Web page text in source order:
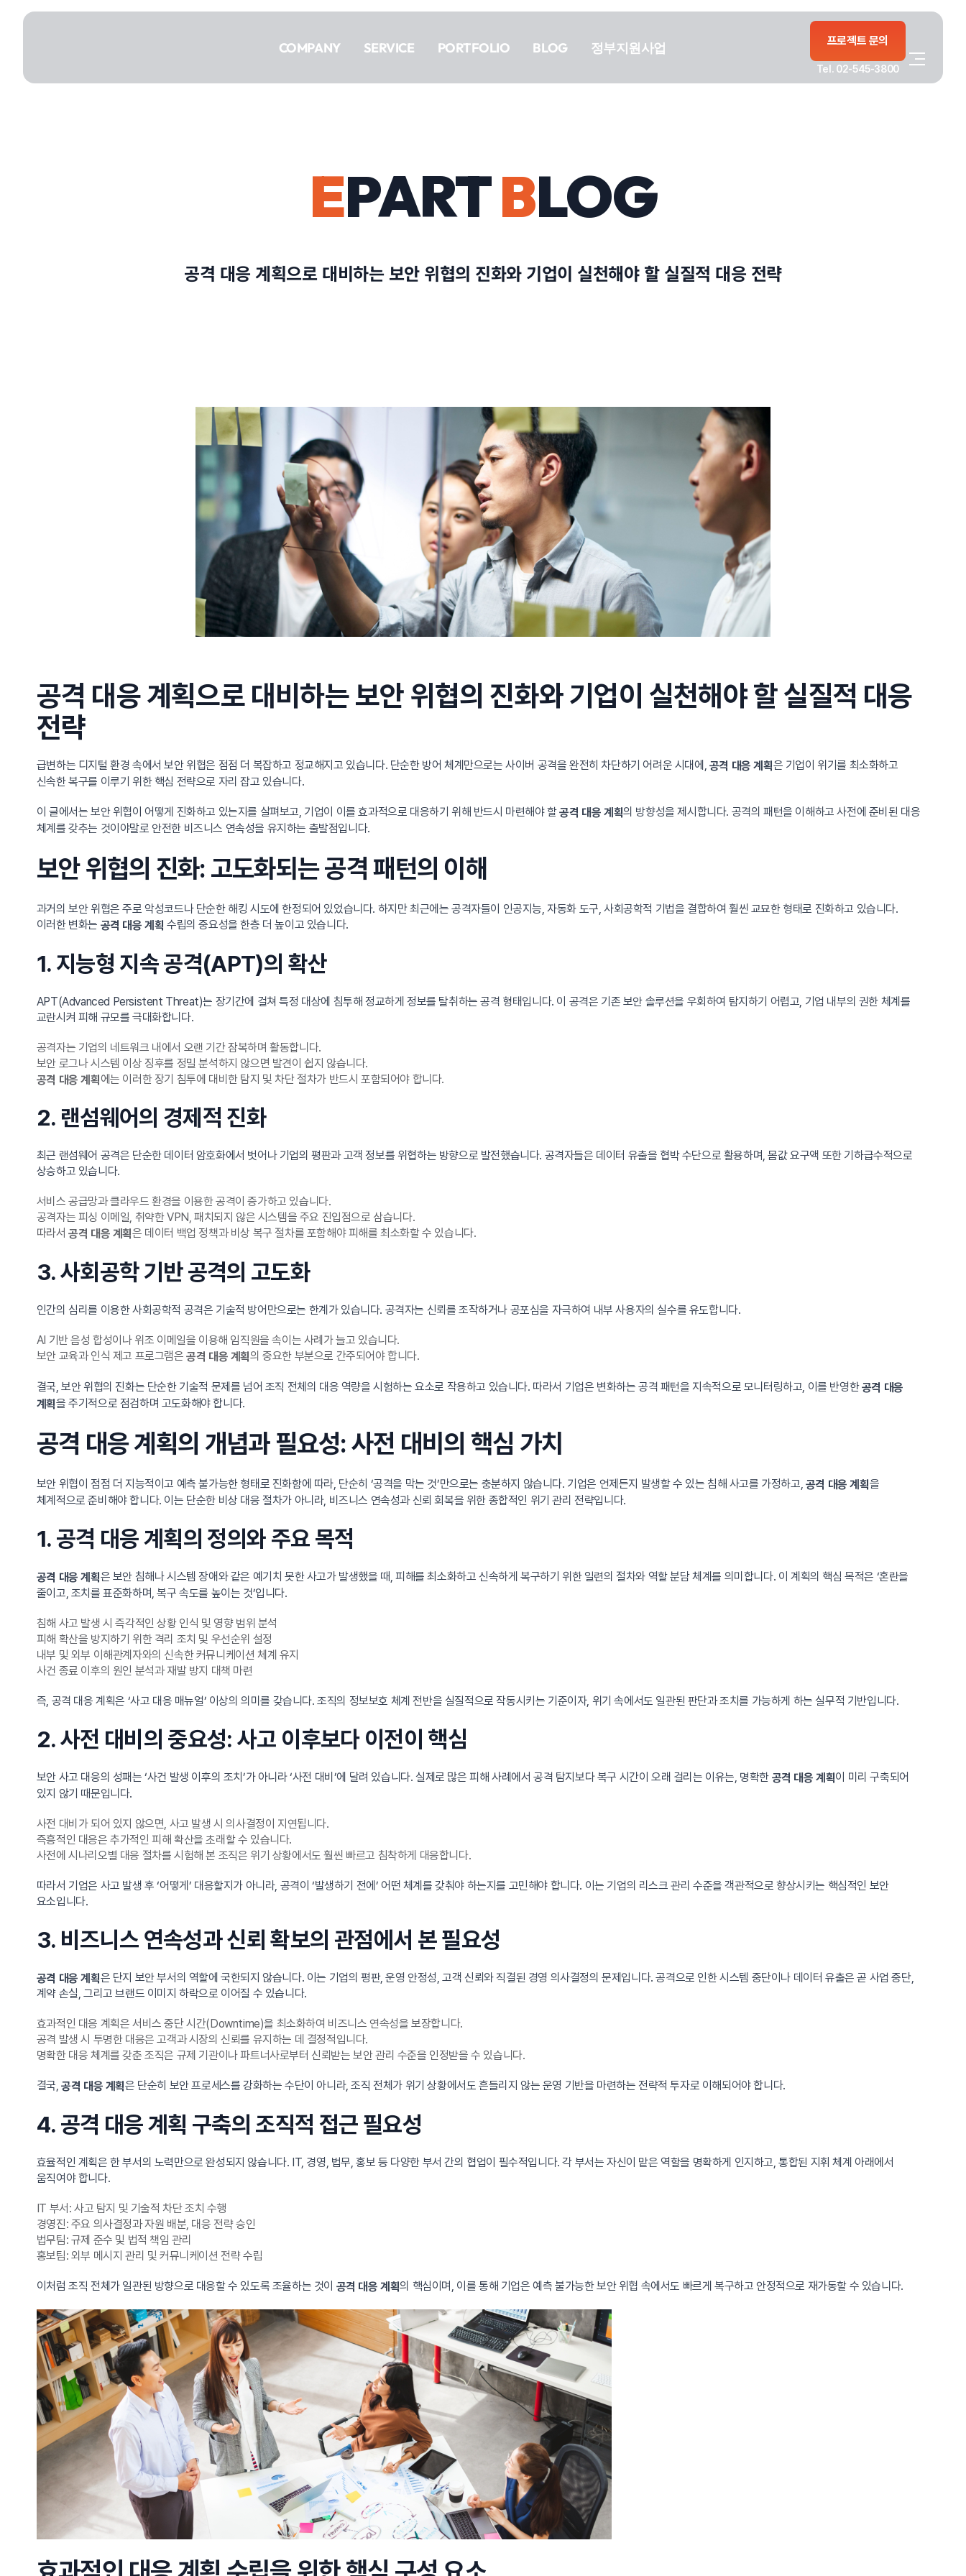
건너뛰기
COMPANY SERVICE PORTFOLIO BLOG 정부지원사업 프로젝트 문의
Tel. 02-545-3800
PORTFOLIO
정부지원사업
EPARTBLOG
공격 대응 계획으로 대비하는 보안 위협의 진화와 기업이 실천해야 할 실질적 대응 전략
공격 대응 계획으로 대비하는 보안 위협의 진화와 기업이 실천해야 할 실질적 대응
전략
급변하는 디지털 환경 속에서 보안 위협은 점점 더 복잡하고 정교해지고 있습니다. 단순한 방어 체계만으로는 사이버 공격을 완전히 차단하기 어려운 시대에, 공격 대응 계획은 기업이 위기를 최소화하고
신속한 복구를 이루기 위한 핵심 전략으로 자리 잡고 있습니다.
이 글에서는 보안 위협이 어떻게 진화하고 있는지를 살펴보고, 기업이 이를 효과적으로 대응하기 위해 반드시 마련해야 할공격 대응 계획의 방향성을 제시합니다. 공격의 패턴을 이해하고 사전에 준비된 대응
체계를 갖추는 것이야말로 안전한 비즈니스 연속성을 유지하는 출발점입니다.
보안 위협의 진화: 고도화되는 공격 패턴의 이해
과거의 보안 위협은 주로 악성코드나 단순한 해킹 시도에 한정되어 있었습니다. 하지만 최근에는 공격자들이 인공지능, 자동화 도구, 사회공학적 기법을 결합하여 훨씬 교묘한 형태로 진화하고 있습니다.
이러한 변화는 공격 대응 계획 수립의 중요성을 한층 더 높이고 있습니다.
1. 지능형 지속 공격(APT)의 확산
APT(Advanced Persistent Threat)는 장기간에 걸쳐 특정 대상에 침투해 정교하게 정보를 탈취하는 공격 형태입니다. 이 공격은 기존 보안 솔루션을 우회하여 탐지하기 어렵고, 기업 내부의 권한 체계를
교란시켜 피해 규모를 극대화합니다.
공격자는 기업의 네트워크 내에서 오랜 기간 잠복하며 활동합니다.
보안 로그나 시스템 이상 징후를 정밀 분석하지 않으면 발견이 쉽지 않습니다.
공격 대응 계획에는 이러한 장기 침투에 대비한 탐지 및 차단 절차가 반드시 포함되어야 합니다.
2. 랜섬웨어의 경제적 진화
최근 랜섬웨어 공격은 단순한 데이터 암호화에서 벗어나 기업의 평판과 고객 정보를 위협하는 방향으로 발전했습니다. 공격자들은 데이터 유출을 협박 수단으로 활용하며, 몸값 요구액 또한 기하급수적으로
상승하고 있습니다.
서비스 공급망과 클라우드 환경을 이용한 공격이 증가하고 있습니다.
공격자는 피싱 이메일, 취약한 VPN, 패치되지 않은 시스템을 주요 진입점으로 삼습니다.
따라서공격 대응 계획은 데이터 백업 정책과 비상 복구 절차를 포함해야 피해를 최소화할 수 있습니다.
3. 사회공학 기반 공격의 고도화
인간의 심리를 이용한 사회공학적 공격은 기술적 방어만으로는 한계가 있습니다. 공격자는 신뢰를 조작하거나 공포심을 자극하여 내부 사용자의 실수를 유도합니다.
AI 기반 음성 합성이나 위조 이메일을 이용해 임직원을 속이는 사례가 늘고 있습니다.
보안 교육과 인식 제고 프로그램은공격 대응 계획의 중요한 부분으로 간주되어야 합니다.
결국, 보안 위협의 진화는 단순한 기술적 문제를 넘어 조직 전체의 대응 역량을 시험하는 요소로 작용하고 있습니다. 따라서 기업은 변화하는 공격 패턴을 지속적으로 모니터링하고, 이를 반영한공격 대응
계획을 주기적으로 점검하며 고도화해야 합니다.
공격 대응 계획의 개념과 필요성: 사전 대비의 핵심 가치
보안 위협이 점점 더 지능적이고 예측 불가능한 형태로 진화함에 따라, 단순히 ‘공격을 막는 것’만으로는 충분하지 않습니다. 기업은 언제든지 발생할 수 있는 침해 사고를 가정하고, 공격 대응 계획을
체계적으로 준비해야 합니다. 이는 단순한 비상 대응 절차가 아니라, 비즈니스 연속성과 신뢰 회복을 위한 종합적인 위기 관리 전략입니다.
1. 공격 대응 계획의 정의와 주요 목적
공격 대응 계획은 보안 침해나 시스템 장애와 같은 예기치 못한 사고가 발생했을 때, 피해를 최소화하고 신속하게 복구하기 위한 일련의 절차와 역할 분담 체계를 의미합니다. 이 계획의 핵심 목적은 ‘혼란을
줄이고, 조치를 표준화하며, 복구 속도를 높이는 것’입니다.
침해 사고 발생 시 즉각적인 상황 인식 및 영향 범위 분석
피해 확산을 방지하기 위한 격리 조치 및 우선순위 설정
내부 및 외부 이해관계자와의 신속한 커뮤니케이션 체계 유지
사건 종료 이후의 원인 분석과 재발 방지 대책 마련
즉, 공격 대응 계획은 ‘사고 대응 매뉴얼’ 이상의 의미를 갖습니다. 조직의 정보보호 체계 전반을 실질적으로 작동시키는 기준이자, 위기 속에서도 일관된 판단과 조치를 가능하게 하는 실무적 기반입니다.
2. 사전 대비의 중요성: 사고 이후보다 이전이 핵심
보안 사고 대응의 성패는 ‘사건 발생 이후의 조치’가 아니라 ‘사전 대비’에 달려 있습니다. 실제로 많은 피해 사례에서 공격 탐지보다 복구 시간이 오래 걸리는 이유는, 명확한 공격 대응 계획이 미리 구축되어
있지 않기 때문입니다.
사전 대비가 되어 있지 않으면, 사고 발생 시 의사결정이 지연됩니다.
즉흥적인 대응은 추가적인 피해 확산을 초래할 수 있습니다.
사전에 시나리오별 대응 절차를 시험해 본 조직은 위기 상황에서도 훨씬 빠르고 침착하게 대응합니다.
따라서 기업은 사고 발생 후 ‘어떻게’ 대응할지가 아니라, 공격이 ‘발생하기 전에’ 어떤 체계를 갖춰야 하는지를 고민해야 합니다. 이는 기업의 리스크 관리 수준을 객관적으로 향상시키는 핵심적인 보안
요소입니다.
3. 비즈니스 연속성과 신뢰 확보의 관점에서 본 필요성
공격 대응 계획은 단지 보안 부서의 역할에 국한되지 않습니다. 이는 기업의 평판, 운영 안정성, 고객 신뢰와 직결된 경영 의사결정의 문제입니다. 공격으로 인한 시스템 중단이나 데이터 유출은 곧 사업 중단,
계약 손실, 그리고 브랜드 이미지 하락으로 이어질 수 있습니다.
효과적인 대응 계획은 서비스 중단 시간(Downtime)을 최소화하여 비즈니스 연속성을 보장합니다.
공격 발생 시 투명한 대응은 고객과 시장의 신뢰를 유지하는 데 결정적입니다.
명확한 대응 체계를 갖춘 조직은 규제 기관이나 파트너사로부터 신뢰받는 보안 관리 수준을 인정받을 수 있습니다.
결국,공격 대응 계획은 단순히 보안 프로세스를 강화하는 수단이 아니라, 조직 전체가 위기 상황에서도 흔들리지 않는 운영 기반을 마련하는 전략적 투자로 이해되어야 합니다.
4. 공격 대응 계획 구축의 조직적 접근 필요성
효율적인 계획은 한 부서의 노력만으로 완성되지 않습니다. IT, 경영, 법무, 홍보 등 다양한 부서 간의 협업이 필수적입니다. 각 부서는 자신이 맡은 역할을 명확하게 인지하고, 통합된 지휘 체계 아래에서
움직여야 합니다.
IT 부서: 사고 탐지 및 기술적 차단 조치 수행
경영진: 주요 의사결정과 자원 배분, 대응 전략 승인
법무팀: 규제 준수 및 법적 책임 관리
홍보팀: 외부 메시지 관리 및 커뮤니케이션 전략 수립
이처럼 조직 전체가 일관된 방향으로 대응할 수 있도록 조율하는 것이 공격 대응 계획의 핵심이며, 이를 통해 기업은 예측 불가능한 보안 위협 속에서도 빠르게 복구하고 안정적으로 재가동할 수 있습니다.